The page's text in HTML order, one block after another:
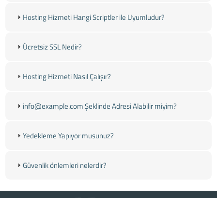
Hosting Hizmeti Hangi Scriptler ile Uyumludur?
Ücretsiz SSL Nedir?
Hosting Hizmeti Nasıl Çalışır?
info@example.com Şeklinde Adresi Alabilir miyim?
Yedekleme Yapıyor musunuz?
Güvenlik önlemleri nelerdir?